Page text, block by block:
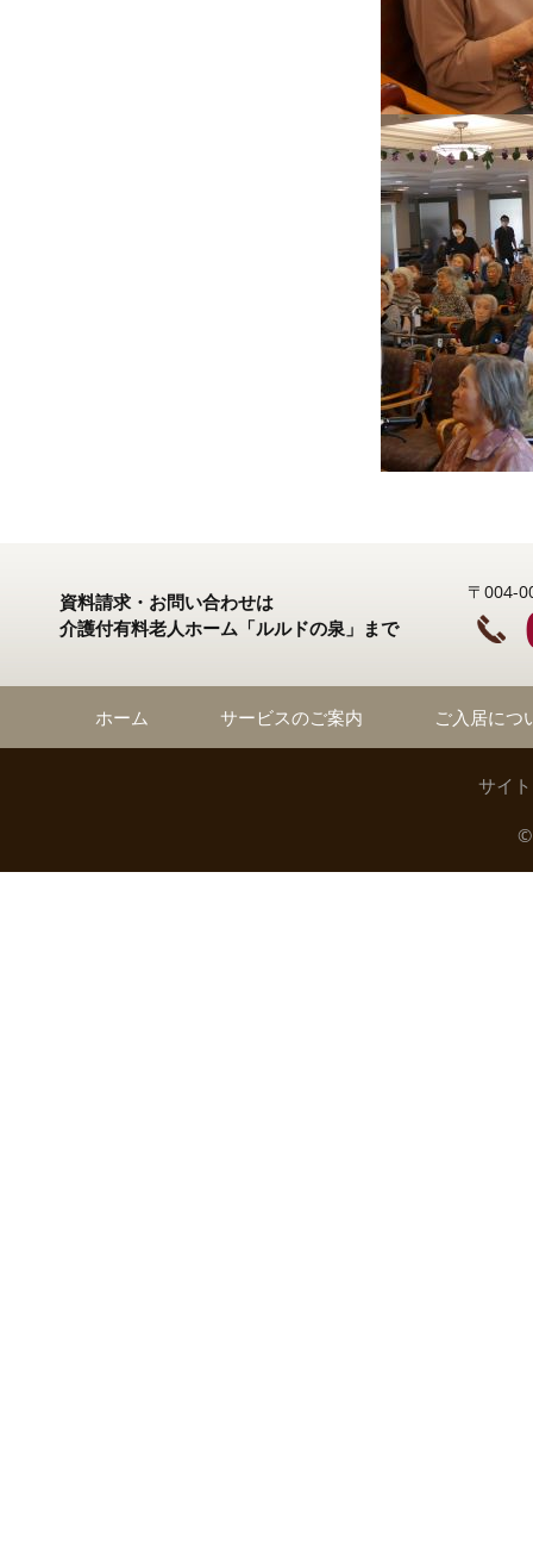
資料請求・お問い合わせは
介護付有料老人ホーム「ルルドの泉」まで
〒004-
ホーム サービスのご案内 ご入居につ
サイ
©